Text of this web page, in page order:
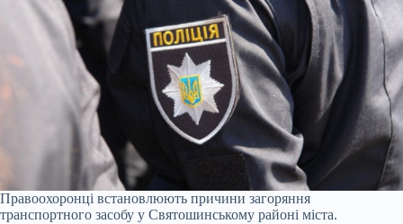
Правоохоронці встановлюють причини загоряння
транспортного засобу у Святошинському районі міста.